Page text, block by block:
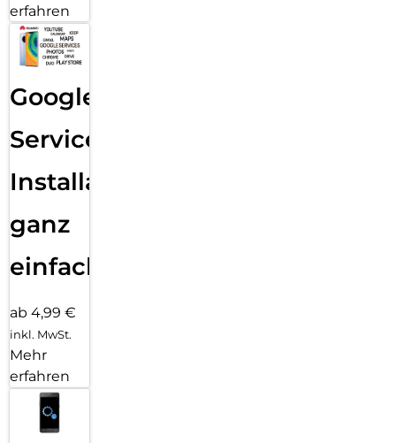
erfahren
Google
Services
Installation
ganz
einfach
ab 4,99 €
inkl. MwSt.
Mehr
erfahren